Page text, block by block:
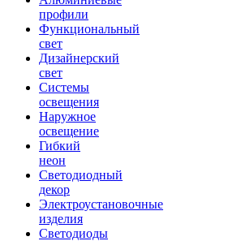
профили
Функциональный
свет
Дизайнерский
свет
Системы
освещения
Наружное
освещение
Гибкий
неон
Светодиодный
декор
Электроустановочные
изделия
Светодиоды